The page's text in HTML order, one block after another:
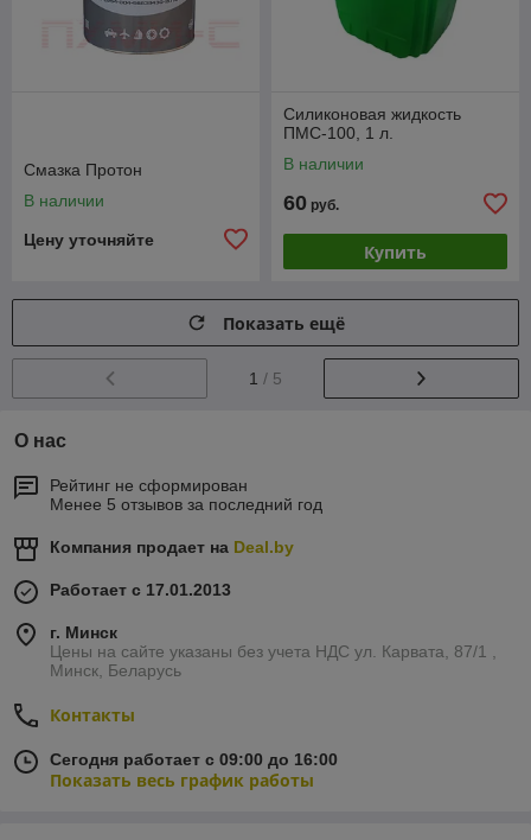
Смазка Протон
В наличии
Цену уточняйте
Силиконовая жидкость
ПМС-100, 1 л.
В наличии
60 руб.
Купить
Показать ещё
1 / 5
О нас
Рейтинг не сформирован
Менее 5 отзывов за последний год
Компания продает на Deal.by
Работает с 17.01.2013
г. Минск
Цены на сайте указаны без учета НДС ул. Карвата, 87/1 ,
Минск, Беларусь
Контакты
Сегодня работает с 09:00 до 16:00
Показать весь график работы